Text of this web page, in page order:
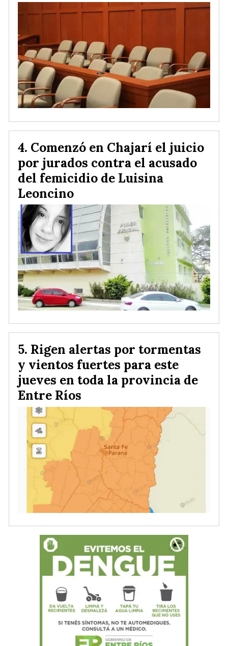
Comenzó en Chajarí el juicio
por jurados contra el acusado
del femicidio de Luisina
Leoncino
Rigen alertas por tormentas
y vientos fuertes para este
jueves en toda la provincia de
Entre Ríos